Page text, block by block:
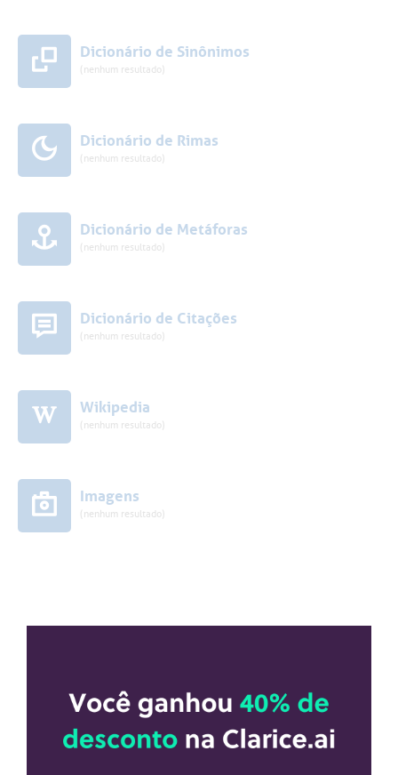
Dicionário de Sinônimos
(nenhum resultado)
Dicionário de Rimas
(nenhum resultado)
Dicionário de Metáforas
(nenhum resultado)
Dicionário de Citações
(nenhum resultado)
Wikipedia
(nenhum resultado)
Imagens
(nenhum resultado)